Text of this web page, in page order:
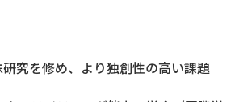
究を修め、より独創性の高い課題